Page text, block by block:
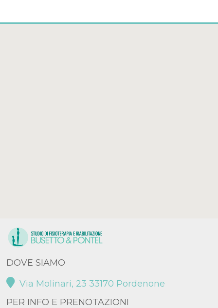
DOVE SIAMO
Via Molinari, 23 33170 Pordenone
PER INFO E PRENOTAZIONI